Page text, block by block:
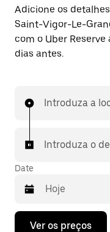
Adicione os
Saint-Vigor-Le-
com o Uber
dias antes.
Introduza a
Introduza o
Date
Prima
Ver os preços